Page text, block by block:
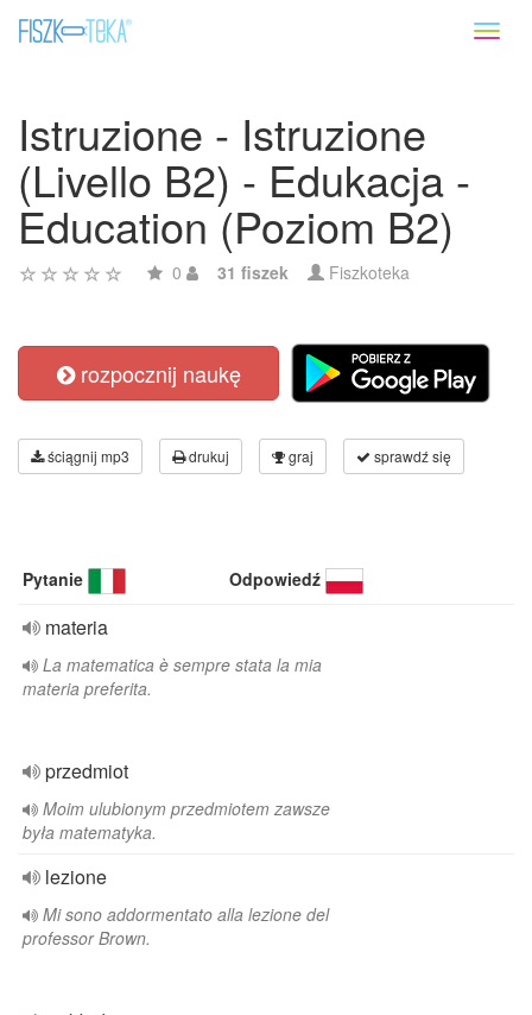
Istruzione - Istruzione
(Livello B2) - Edukacja -
Education (Poziom B2)
0 31 fiszek Fiszkoteka
rozpocznij naukę
ściągnij mp3 drukuj graj sprawdź się
Pytanie Odpowiedź
materia
La matematica è sempre stata la mia
materia preferita.
przedmiot
Moim ulubionym przedmiotem zawsze
była matematyka.
lezione
Mi sono addormentato alla lezione del
professor Brown.